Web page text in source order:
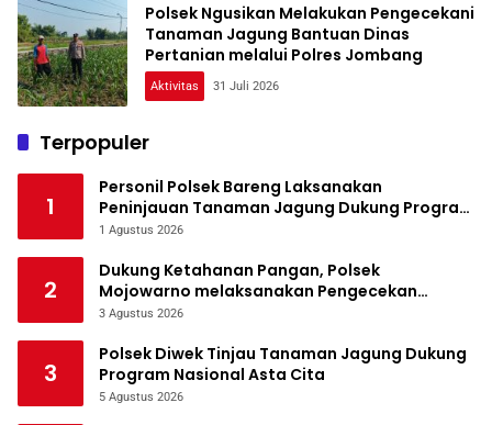
Polsek Ngusikan Melakukan Pengecekani
Tanaman Jagung Bantuan Dinas
Pertanian melalui Polres Jombang
Aktivitas 31 Juli 2026
Terpopuler
1
Personil Polsek Bareng Laksanakan
Peninjauan Tanaman Jagung Dukung Program
Ketahanan Pangan
1 Agustus 2026
2
Dukung Ketahanan Pangan, Polsek
Mojowarno melaksanakan Pengecekan
Tanaman Jagung
3 Agustus 2026
3
Polsek Diwek Tinjau Tanaman Jagung Dukung
Program Nasional Asta Cita
5 Agustus 2026